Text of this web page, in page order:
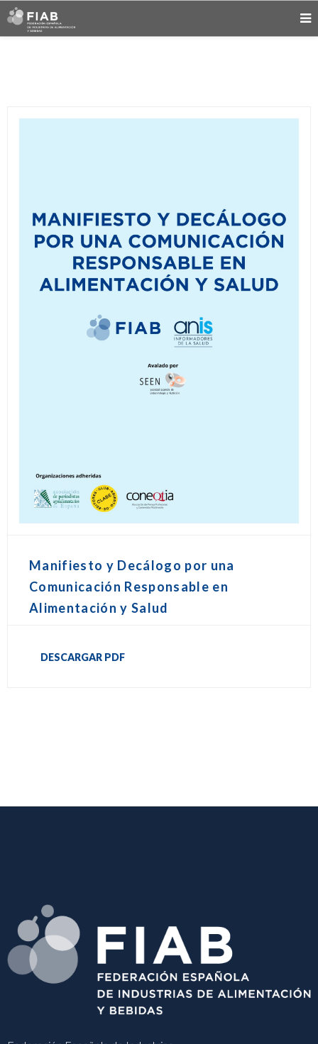
Manifiesto y Decálogo por una
Comunicación Responsable en
Alimentación y Salud
DESCARGAR PDF